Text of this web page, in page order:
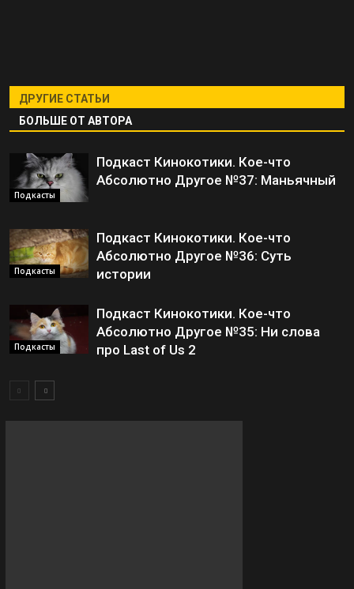
ДРУГИЕ СТАТЬИ
БОЛЬШЕ ОТ АВТОРА
Подкасты
Подкаст Кинокотики. Кое-что
Абсолютно Другое №37: Маньячный
Подкасты
Подкаст Кинокотики. Кое-что
Абсолютно Другое №36: Суть
истории
Подкасты
Подкаст Кинокотики. Кое-что
Абсолютно Другое №35: Ни слова
про Last of Us 2